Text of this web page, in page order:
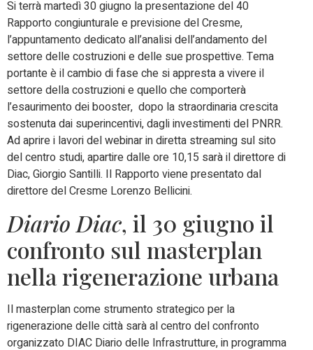
Si terrà martedì 30 giugno la presentazione del 40
Rapporto congiunturale e previsione del Cresme,
l’appuntamento dedicato all’analisi dell’andamento del
settore delle costruzioni e delle sue prospettive. Tema
portante è il cambio di fase che si appresta a vivere il
settore della costruzioni e quello che comporterà
l’esaurimento dei booster, dopo la straordinaria crescita
sostenuta dai superincentivi, dagli investimenti del PNRR.
Ad aprire i lavori del webinar in diretta streaming sul sito
del centro studi, apartire dalle ore 10,15 sarà il direttore di
Diac, Giorgio Santilli. Il Rapporto viene presentato dal
direttore del Cresme Lorenzo Bellicini.
Diario Diac, il 30 giugno il
confronto sul masterplan
nella rigenerazione urbana
Il masterplan come strumento strategico per la
rigenerazione delle città sarà al centro del confronto
organizzato DIAC Diario delle Infrastrutture, in programma